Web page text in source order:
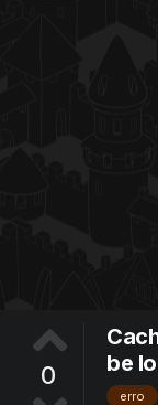
0
be
erro